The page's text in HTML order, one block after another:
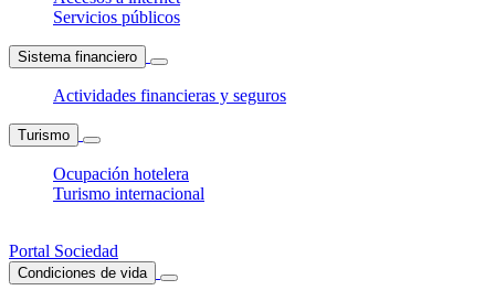
Servicios públicos
Sistema financiero
Actividades financieras y seguros
Turismo
Ocupación hotelera
Turismo internacional
Portal Sociedad
Condiciones de vida